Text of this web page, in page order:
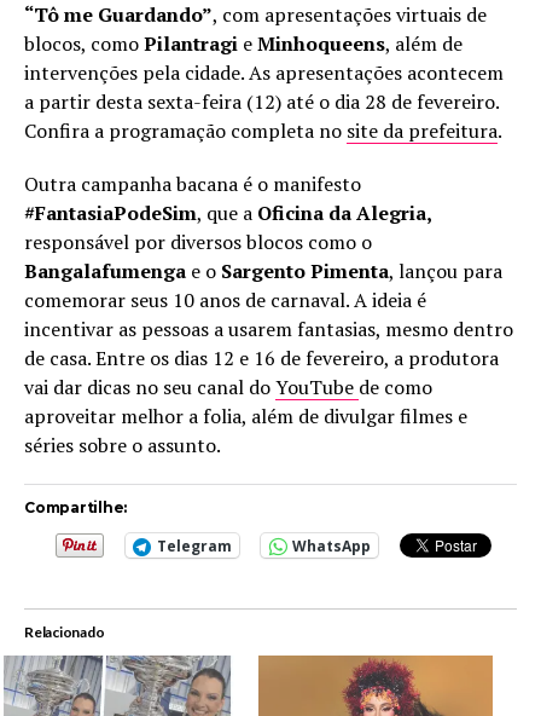
“Tô me Guardando”, com apresentações virtuais de
blocos, comoPilantragi eMinhoqueens, além de
intervenções pela cidade. As apresentações acontecem
a partir desta sexta-feira (12) até o dia 28 de fevereiro.
Confira a programação completa no site da prefeitura.
Outra campanha bacana é o manifesto
#FantasiaPodeSim, que a Oficina da Alegria,
responsável por diversos blocos como o
Bangalafumenga e o Sargento Pimenta, lançou para
comemorar seus 10 anos de carnaval. A ideia é
incentivar as pessoas a usarem fantasias, mesmo dentro
de casa. Entre os dias 12 e 16 de fevereiro, a produtora
vai dar dicas no seu canal doYouTube de como
aproveitar melhor a folia, além de divulgar filmes e
séries sobre o assunto.
Compartilhe:
Telegram WhatsApp
Relacionado